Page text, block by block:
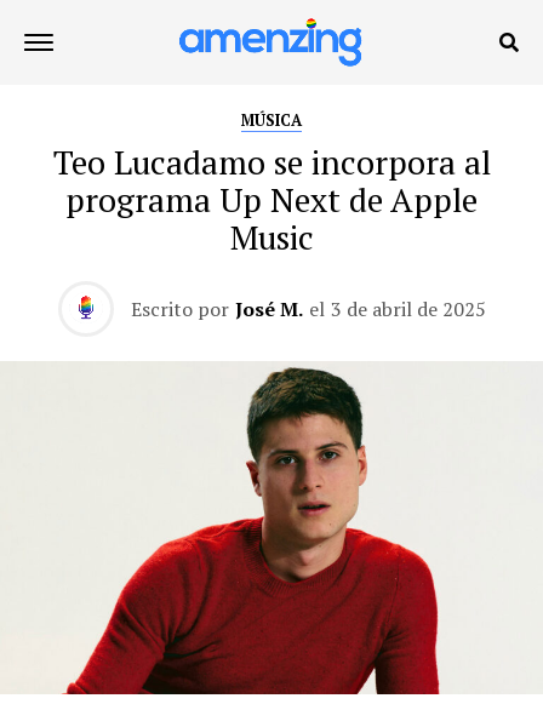
MÚSICA
Teo Lucadamo se incorpora al
programa Up Next de Apple
Music
Escrito por José M. el 3 de abril de 2025